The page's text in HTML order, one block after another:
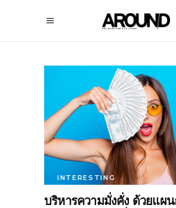
INTERESTING
บริหารความมั่งคั่ง ด้วยแผ